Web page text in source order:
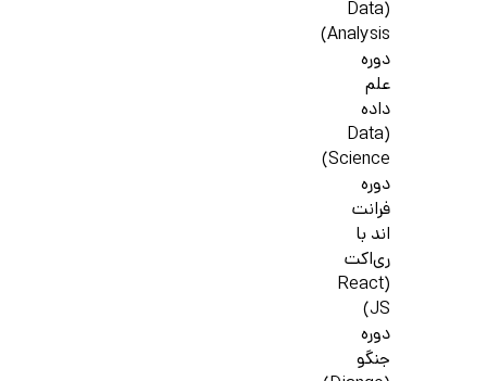
(Data
Analysis)
دوره
علم
داده
(Data
Science)
دوره
فرانت
اند با
ری‌اکت
(React
JS)
دوره
جنگو